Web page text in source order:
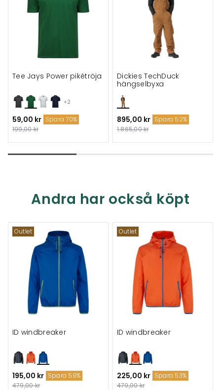
+2
Tee Jays Power pikétröja
59,00 kr Spara 70%
199,00 kr
Dickies TechDuck
hängselbyxa
895,00 kr Spara 52%
1.865,00 kr
Andra har också köpt
Outlet
ID windbreaker
195,00 kr Spara 59%
479,00 kr
Outlet
ID windbreaker
225,00 kr Spara 53%
479,00 kr